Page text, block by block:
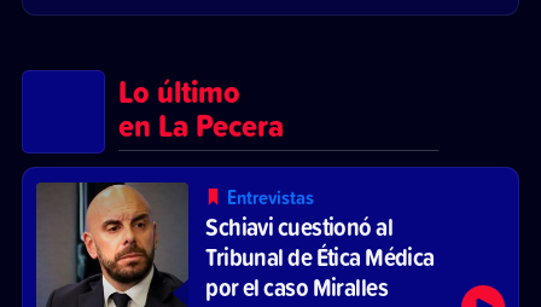
Lo último
en La Pecera
Entrevistas
Schiavi cuestionó al
Tribunal de Ética Médica
por el caso Miralles